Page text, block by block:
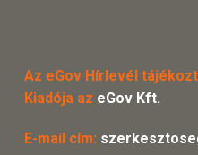
Az eGov Hírlevél
Kiadója az eGov Kft.
E-mail cím: